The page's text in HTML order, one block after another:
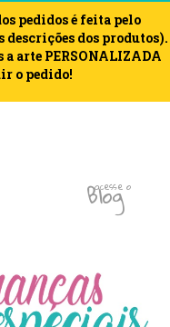
pedidos é feita pelo
dos produtos).
a arte PERSONALIZADA
o pedido!
acesse o
blog